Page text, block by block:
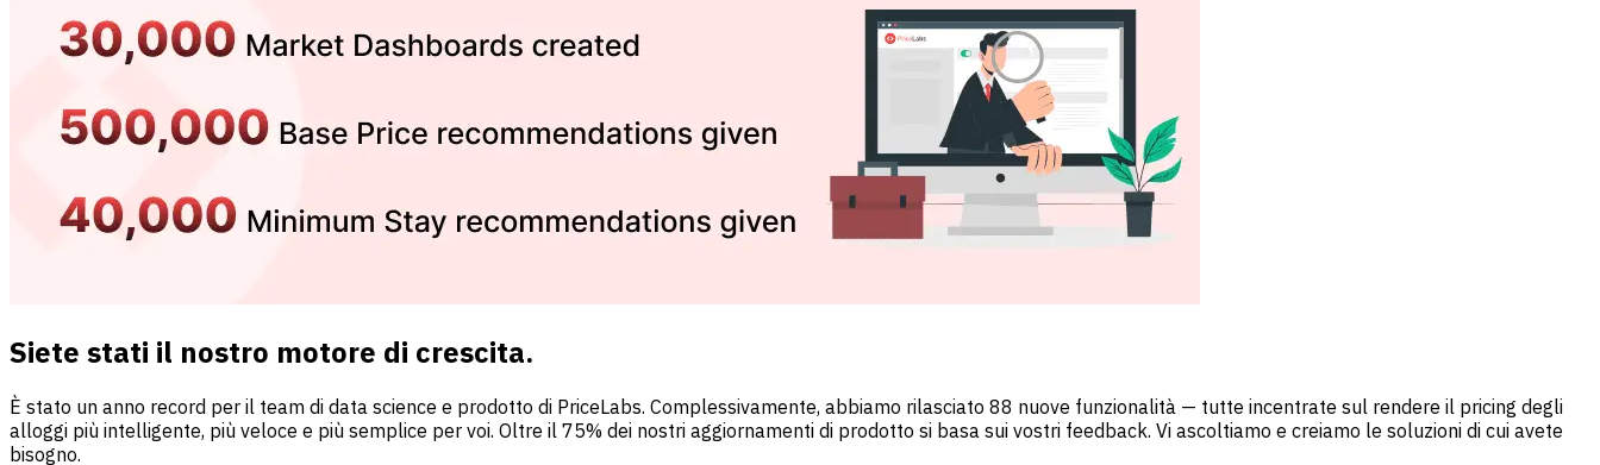
Siete stati il nostro motore di crescita.
È stato un anno record per il team di data science e prodotto di PriceLabs. Complessivamente, abbiamo rilasciato 88 nuove funzionalità — tutte incentrate sul rendere il pricing degli
alloggi più intelligente, più veloce e più semplice per voi. Oltre il 75% dei nostri aggiornamenti di prodotto si basa sui vostri feedback. Vi ascoltiamo e creiamo le soluzioni di cui avete
bisogno.